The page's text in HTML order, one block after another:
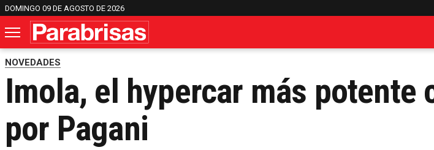
DOMINGO 09 DE AGOSTO DE 2026
NOVEDADES
Imola, el hypercar más potente
por Pagani